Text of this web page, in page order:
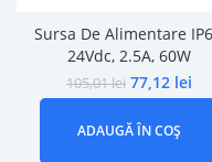
Sursa De Alimentare
24Vdc, 2.5A, 60W
105,01lei 77,12 lei
ADAUGĂ ÎN COȘ